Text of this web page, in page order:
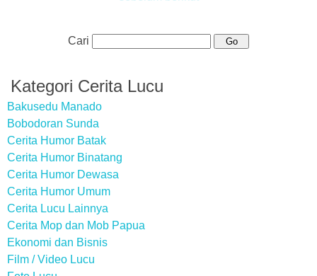
Cari
Kategori Cerita Lucu
Bakusedu Manado
Bobodoran Sunda
Cerita Humor Batak
Cerita Humor Binatang
Cerita Humor Dewasa
Cerita Humor Umum
Cerita Lucu Lainnya
Cerita Mop dan Mob Papua
Ekonomi dan Bisnis
Film / Video Lucu